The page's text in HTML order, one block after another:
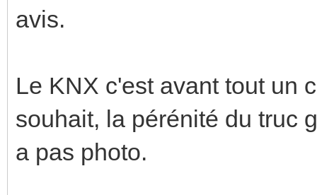
avis.
Le KNX c'est avant tout un
souhait, la pérénité du truc
a pas photo.